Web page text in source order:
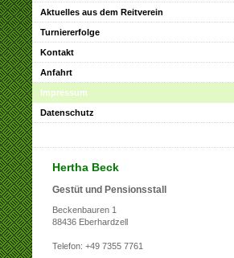
Aktuelles aus dem Reitverein
Turniererfolge
Kontakt
Anfahrt
Impressum
Datenschutz
Hertha Beck
Gestüt und Pensionsstall
Beckenbauren 1
88436 Eberhardzell
Telefon: +49 7355 7761